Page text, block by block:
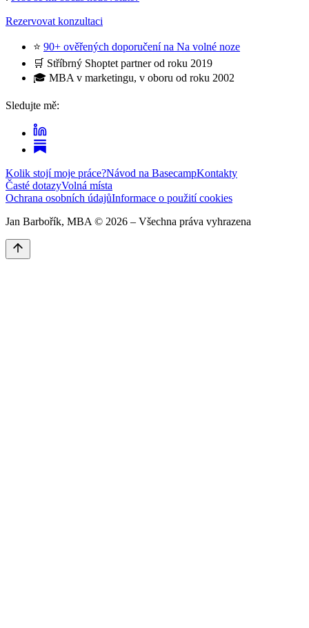
Rezervovat konzultaci
⭐ 90+ ověřených doporučení na Na volné noze
🛒 Stříbrný Shoptet partner od roku 2019
🎓 MBA v marketingu, v oboru od roku 2002
Sledujte mě:
Kolik stojí moje práce?Návod na BasecampKontakty
Časté dotazyVolná místa
Ochrana osobních údajůInformace o použití cookies
Jan Barbořík, MBA © 2026 – Všechna práva vyhrazena